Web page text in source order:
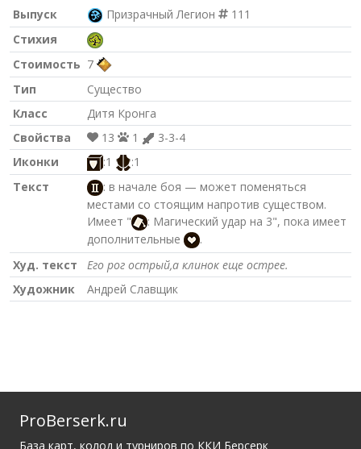
Выпуск Призрачный Легион
111
Стихия
Стоимость 7
Тип
Существо
Класс
Дитя Кронга
Свойства
13 1
3-3-4
Иконки
:1
:1
Текст
: в начале боя — может поменяться
местами со стоящим напротив существом.
Имеет "
: Магический удар на 3", пока имеет
дополнительные
.
Худ. текст
Его рог острый,а клинок еще острее.
Художник
Андрей Славщик
ProBerserk.ru
База карт, колод и турниров по ККИ Берсерк